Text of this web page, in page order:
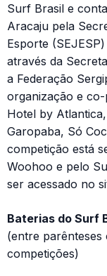
Surf Brasil e
Aracaju pela
Esporte
através da
a Federação
organização e
Hotel by
Garopaba, Só
competição está
Woohoo e pelo
ser acessado no
Baterias do Surf
(entre parênteses
competições)